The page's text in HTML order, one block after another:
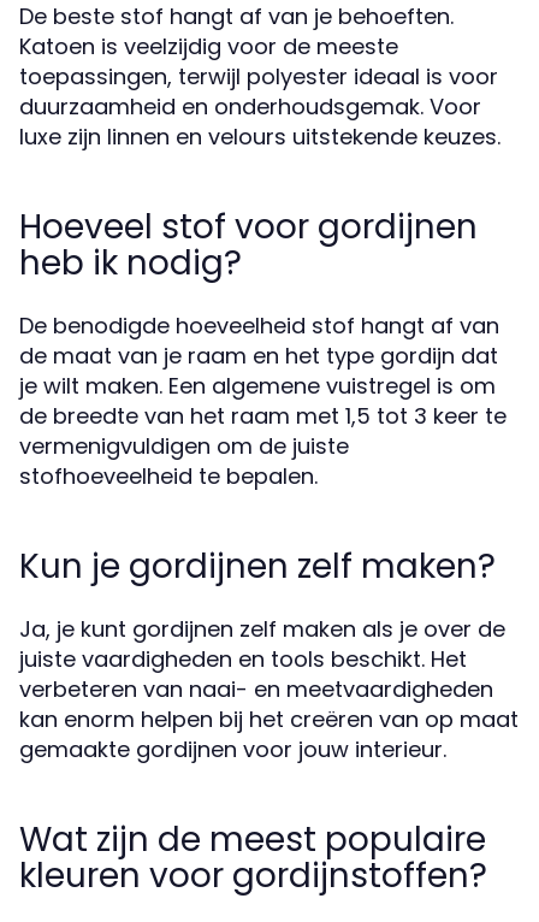
De beste stof hangt af van je behoeften.
Katoen is veelzijdig voor de meeste
toepassingen, terwijl polyester ideaal is voor
duurzaamheid en onderhoudsgemak. Voor
luxe zijn linnen en velours uitstekende keuzes.
Hoeveel stof voor gordijnen
heb ik nodig?
De benodigde hoeveelheid stof hangt af van
de maat van je raam en het type gordijn dat
je wilt maken. Een algemene vuistregel is om
de breedte van het raam met 1,5 tot 3 keer te
vermenigvuldigen om de juiste
stofhoeveelheid te bepalen.
Kun je gordijnen zelf maken?
Ja, je kunt gordijnen zelf maken als je over de
juiste vaardigheden en tools beschikt. Het
verbeteren van naai- en meetvaardigheden
kan enorm helpen bij het creëren van op maat
gemaakte gordijnen voor jouw interieur.
Wat zijn de meest populaire
kleuren voor gordijnstoffen?